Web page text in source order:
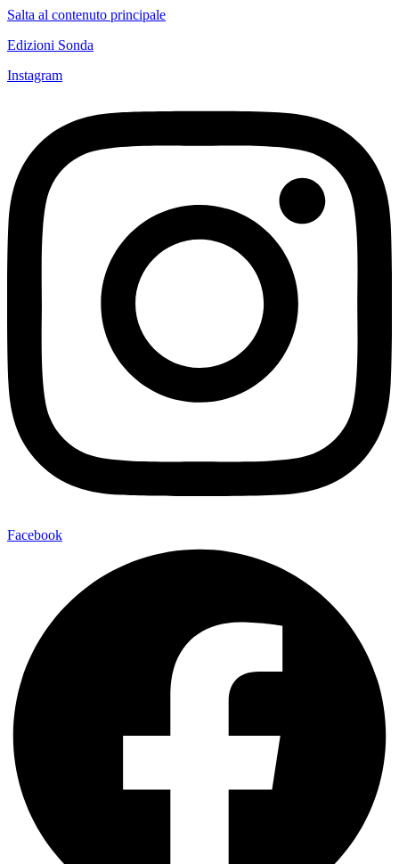
Salta al contenuto principale
Edizioni Sonda
Instagram
Facebook